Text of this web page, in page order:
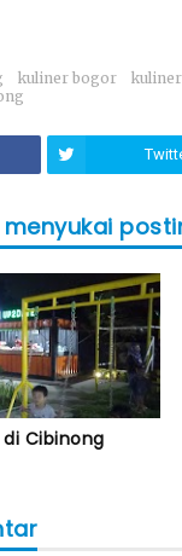
kuliner bogor
Cibinong